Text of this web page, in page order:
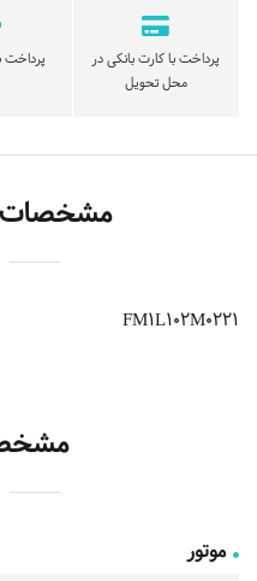
پرداخت با کارت بانکی در
محل تحویل
پرداخت
مشخصات
FM1L102M0221
موتور